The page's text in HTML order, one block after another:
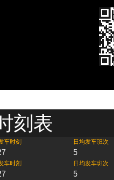
刻表
车时刻 日均发车班次
5
车时刻 日均发车班次
5